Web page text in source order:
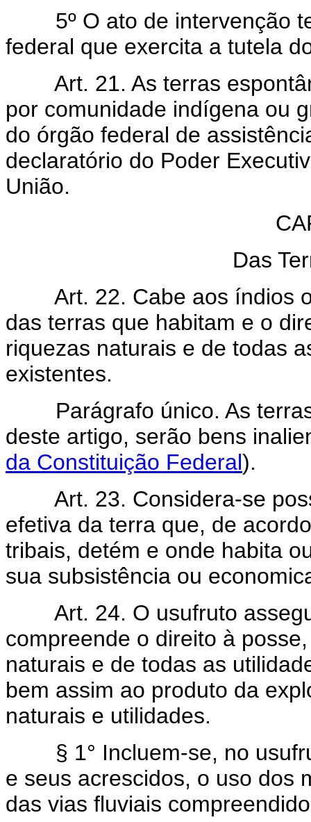
5º O ato de intervenção
federal que exercita a tutela
Art. 21. As terras
por comunidade indígena ou
do órgão federal de
declaratório do Poder
União.
Das
Art. 22. Cabe aos índios
das terras que habitam e o
riquezas naturais e de todas
existentes.
Parágrafo único. As terras
deste artigo, serão bens
da Constituição Federal).
Art. 23. Considera-se
efetiva da terra que, de
tribais, detém e onde habita
sua subsistência ou
Art. 24. O usufruto
compreende o direito à
naturais e de todas as
bem assim ao produto da
naturais e utilidades.
§ 1° Incluem-se, no
e seus acrescidos, o uso dos
das vias fluviais